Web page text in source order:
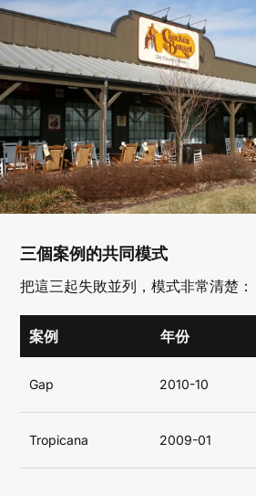
三個案例的共同模式
把這三起失敗並列，模式非常清楚：
案例 年份
Gap 2010-10
Tropicana 2009-01